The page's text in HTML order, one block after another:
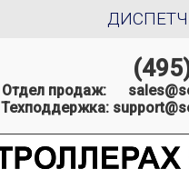
Отдел продаж:
Техподдержка: